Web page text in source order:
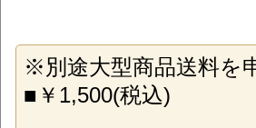
※別途大型商品送料を
■￥1,500(税込)